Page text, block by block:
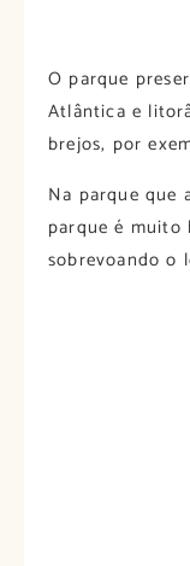
O parque
Atlântica e
brejos, por
Na parque que
parque é muito
sobrevoando o